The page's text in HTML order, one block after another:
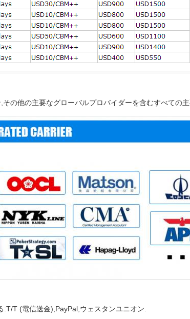
の他の主要なグローバルプロバイダーを含むすべての
T (電信送金),PayPal,ウェスタンユニオン.